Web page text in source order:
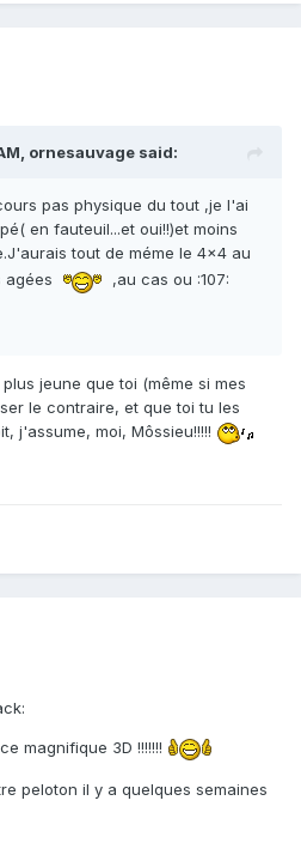
ornesauvage said:
pas physique du tout ,je l'ai
en fauteuil...et oui!!)et moins
tout de méme le 4x4 au
agées
,au cas ou :107:
jeune que toi (même si mes
le contraire, et que toi tu les
j'assume, moi, Môssieu!!!!!
magnifique 3D !!!!!!!
peloton il y a quelques semaines